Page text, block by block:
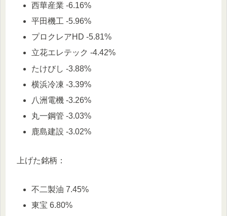
西華産業 -6.16%
平田機工 -5.96%
プロクレアHD -5.81%
立花エレテック -4.42%
たけびし -3.88%
横浜冷凍 -3.39%
八洲電機 -3.26%
丸一鋼管 -3.03%
鹿島建設 -3.02%
上げた銘柄：
不二製油 7.45%
東宝 6.80%